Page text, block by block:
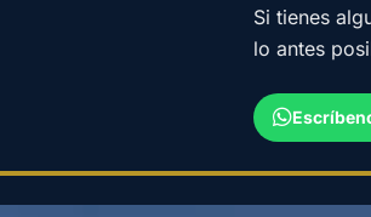
Si tienes
lo antes